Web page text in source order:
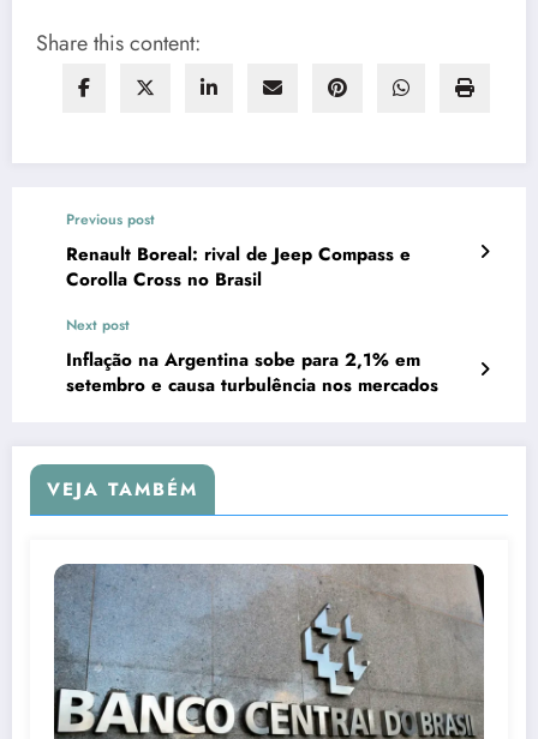
Share this content:
Previous post
Renault Boreal: rival de Jeep Compass e
Corolla Cross no Brasil
Next post
Inflação na Argentina sobe para 2,1% em
setembro e causa turbulência nos mercados
VEJA TAMBÉM